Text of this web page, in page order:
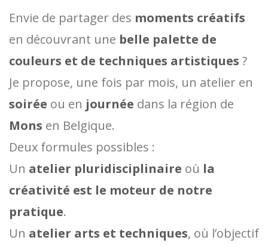
Envie de partager des moments créatifs
en découvrant une belle palette de
couleurs et de techniques artistiques ?
Je propose, une fois par mois, un atelier en
soirée ou en journée dans la région de
Mons en Belgique.
Deux formules possibles :
Un atelier pluridisciplinaire où la
créativité est le moteur de notre
pratique.
Un atelier arts et techniques, où l’objectif